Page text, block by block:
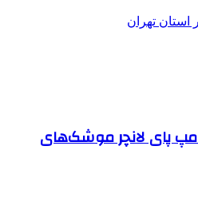
استان تهران
پای لانچر موشک‌های